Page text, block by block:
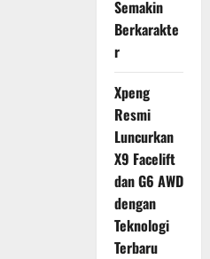
Semakin
Berkarakte
r
Xpeng
Resmi
Luncurkan
X9 Facelift
dan G6 AWD
dengan
Teknologi
Terbaru